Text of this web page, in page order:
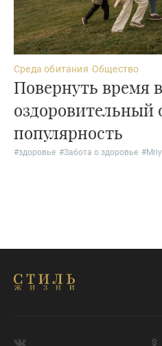
Среда обитания Общество
Повернуть время
оздоровительный
популярность
#здоровье #Забота о здоровье #